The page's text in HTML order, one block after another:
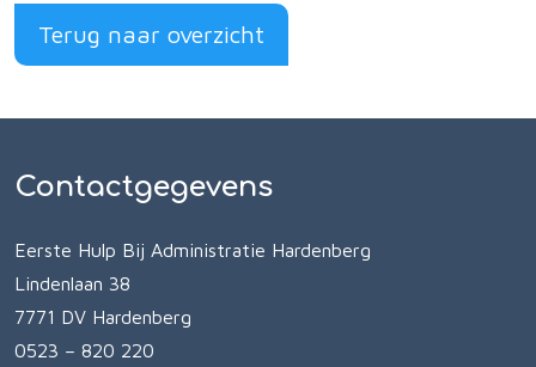
Terug naar overzicht
Contactgegevens
Eerste Hulp Bij Administratie Hardenberg
Lindenlaan 38
7771 DV Hardenberg
0523 – 820 220